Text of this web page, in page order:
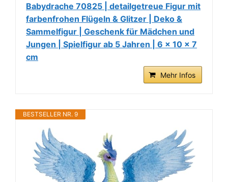
Babydrache 70825 | detailgetreue Figur mit
farbenfrohen Flügeln & Glitzer | Deko &
Sammelfigur | Geschenk für Mädchen und
Jungen | Spielfigur ab 5 Jahren | 6 x 10 x 7
cm
Mehr Infos
BESTSELLER NR. 9